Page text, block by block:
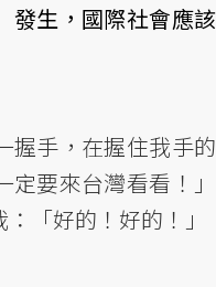
發生，國際社會應該
握手，在握住我手的
要來台灣看看！」
「好的！好的！」